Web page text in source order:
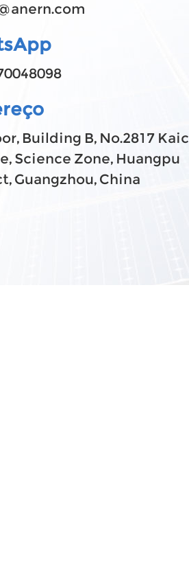
Building B, No.2817
Science Zone, Huangpu
Guangzhou, China